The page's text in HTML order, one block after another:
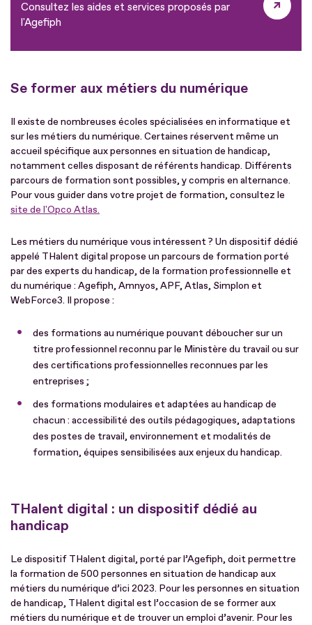
Consultez les aides et services proposés par
l'Agefiph
Se former aux métiers du numérique
Il existe de nombreuses écoles spécialisées en informatique et
sur les métiers du numérique. Certaines réservent même un
accueil spécifique aux personnes en situation de handicap,
notamment celles disposant de référents handicap. Différents
parcours de formation sont possibles, y compris en alternance.
Pour vous guider dans votre projet de formation, consultez le
site de l'Opco Atlas.
Les métiers du numérique vous intéressent ? Un dispositif dédié
appelé THalent digital propose un parcours de formation porté
par des experts du handicap, de la formation professionnelle et
du numérique : Agefiph, Amnyos, APF, Atlas, Simplon et
WebForce3. Il propose :
des formations au numérique pouvant déboucher sur un
titre professionnel reconnu par le Ministère du travail ou sur
des certifications professionnelles reconnues par les
entreprises ;
des formations modulaires et adaptées au handicap de
chacun : accessibilité des outils pédagogiques, adaptations
des postes de travail, environnement et modalités de
formation, équipes sensibilisées aux enjeux du handicap.
THalent digital : un dispositif dédié au
handicap
Le dispositif THalent digital, porté par l’Agefiph, doit permettre
la formation de 500 personnes en situation de handicap aux
métiers du numérique d’ici 2023. Pour les personnes en situation
de handicap, THalent digital est l’occasion de se former aux
métiers du numérique et de trouver un emploi d’avenir. Pour les